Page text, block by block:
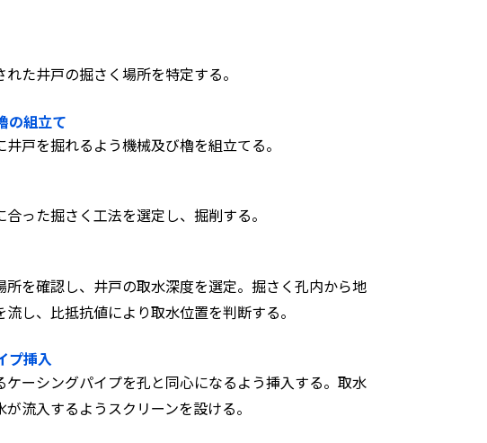
た井戸の掘さく場所を特定する。
の組立て
戸を掘れるよう機械及び櫓を組立てる。
った掘さく工法を選定し、掘削する。
所を確認し、井戸の取水深度を選定。掘さく孔内から地
し、比抵抗値により取水位置を判断する。
プ挿入
ケーシングパイプを孔と同心になるよう挿入する。取水
流入するようスクリーンを設ける。